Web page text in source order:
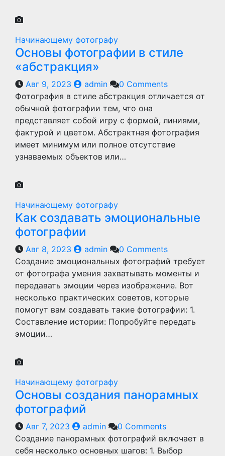
Начинающему фотографу
Основы фотографии в стиле
«абстракция»
Авг 9, 2023 admin
0 Comments
Фотография в стиле абстракция отличается от
обычной фотографии тем, что она
представляет собой игру с формой, линиями,
фактурой и цветом. Абстрактная фотография
имеет минимум или полное отсутствие
узнаваемых объектов или…
Начинающему фотографу
Как создавать эмоциональные
фотографии
Авг 8, 2023 admin
0 Comments
Создание эмоциональных фотографий требует
от фотографа умения захватывать моменты и
передавать эмоции через изображение. Вот
несколько практических советов, которые
помогут вам создавать такие фотографии: 1.
Составление истории: Попробуйте передать
эмоции…
Начинающему фотографу
Основы создания панорамных
фотографий
Авг 7, 2023 admin
0 Comments
Создание панорамных фотографий включает в
себя несколько основных шагов: 1. Выбор